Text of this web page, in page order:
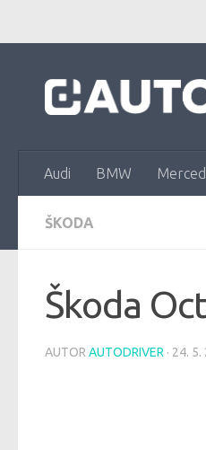
Audi BMW
ŠKODA
Škoda
AUTOR AUTODRIVER · 24. 5.